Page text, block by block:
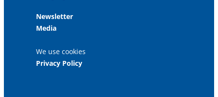
Newsletter
Media
We use cookies
Privacy Policy